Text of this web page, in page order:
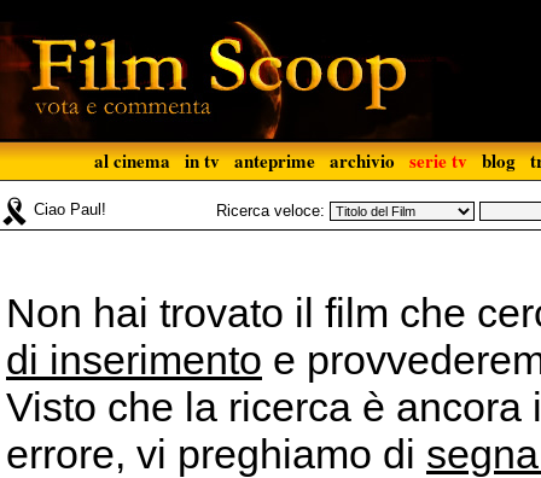
al cinema in tv anteprime archivio serie tv blog
Ciao Paul! Ricerca veloce:
Non hai trovato il film che
di inserimento e
Visto che la ricerca è
errore, vi preghiamo di